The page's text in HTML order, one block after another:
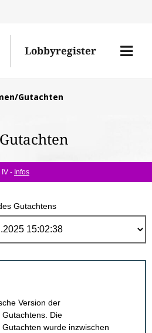
Lobbyregister
Menü
Gutachten
IV - Infos
Gutachtens
Version der
Die
wurde inzwischen